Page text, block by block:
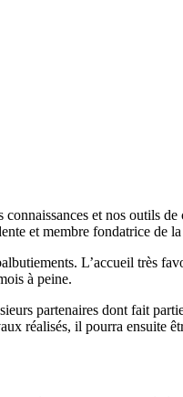
et nos outils
et membre fondatrice de
L’accueil très
à peine.
partenaires dont fait
réalisés, il pourra ensuite